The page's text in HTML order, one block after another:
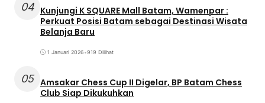
04 Kunjungi K SQUARE Mall Batam, Wamenpar :
Perkuat Posisi Batam sebagai Destinasi Wisata
Belanja Baru
1 Januari 2026•919 Dilihat
05 Amsakar Chess Cup II Digelar, BP Batam Chess
Club Siap Dikukuhkan